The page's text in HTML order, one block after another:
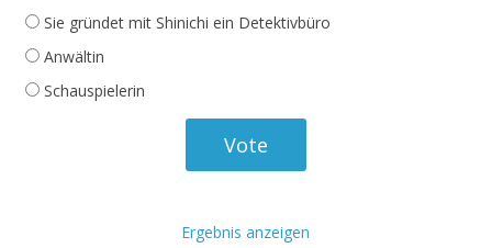
Sie gründet mit Shinichi ein Detektivbüro
Anwältin
Schauspielerin
Ergebnis anzeigen